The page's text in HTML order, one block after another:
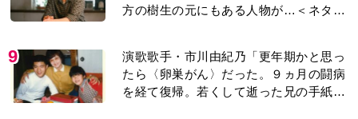
方の樹生の元にもある人物が…＜ネタバ
9
演歌歌手・市川由紀乃「更年期かと思っ
たら〈卵巣がん〉だった。９ヵ月の闘病
を経て復帰。若くして逝った兄の手紙を